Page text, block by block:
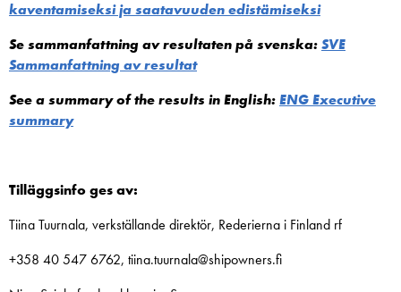
kaventamiseksi ja saatavuuden edistämiseksi
Se sammanfattning av resultaten på svenska:SVE
Sammanfattning av resultat
See a summary of the results in English:ENG Executive
summary
Tilläggsinfo ges av:
Tiina Tuurnala, verkställande direktör, Rederierna i Finland rf
+358 40 547 6762, tiina.tuurnala@shipowners.fi